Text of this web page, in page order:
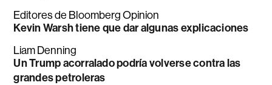
Editores de Bloomberg Opinion
Kevin Warsh tiene que dar algunas explicaciones
Liam Denning
Un Trump acorralado podría volverse contra las
grandes petroleras